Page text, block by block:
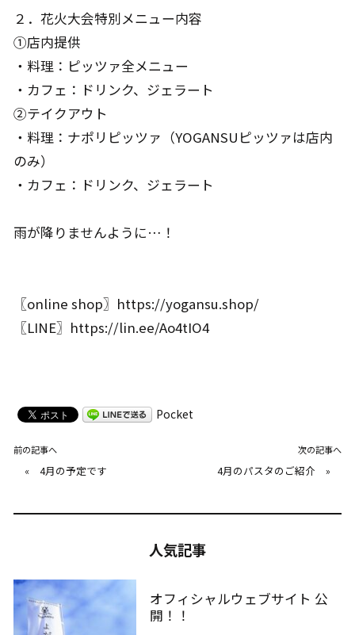
２．花火大会特別メニュー内容
①店内提供
・料理：ピッツァ全メニュー
・カフェ：ドリンク、ジェラート
②テイクアウト
・料理：ナポリピッツァ（YOGANSUピッツァは店内
のみ）
・カフェ：ドリンク、ジェラート
雨が降りませんように…！
〖online shop〗https://yogansu.shop/
〖LINE〗https://lin.ee/Ao4tIO4
Pocket
前の記事へ
« 4月の予定です
次の記事へ
4月のパスタのご紹介 »
人気記事
オフィシャルウェブサイト 公
開！！